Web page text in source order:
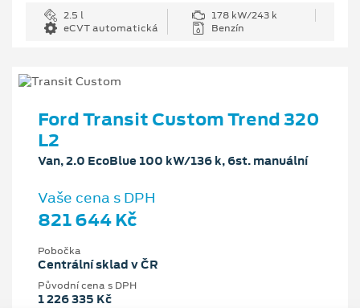
2.5 l
178 kW/243 k
eCVT automatická
Benzín
Ford Transit Custom Trend 320
L2
Van, 2.0 EcoBlue 100 kW/136 k, 6st. manuální
Vaše cena s DPH
821 644 Kč
Pobočka
Centrální sklad v ČR
Původní cena s DPH
1 226 335 Kč